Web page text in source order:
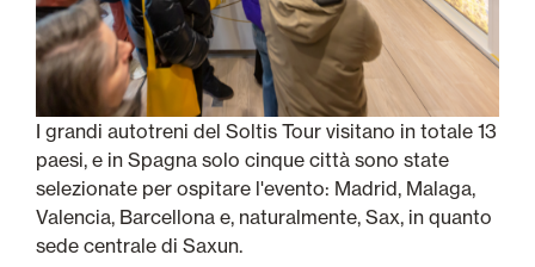
I grandi autotreni del Soltis Tour visitano in totale 13
paesi, e in Spagna solo cinque città sono state
selezionate per ospitare l'evento: Madrid, Malaga,
Valencia, Barcellona e, naturalmente, Sax, in quanto
sede centrale di Saxun.